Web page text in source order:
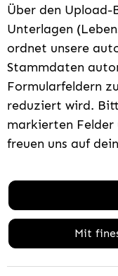
Über den
Unterlagen
ordnet unsere
Stammdaten
Formularfeldern
reduziert wird.
markierten Felder
freuen uns auf
Mit